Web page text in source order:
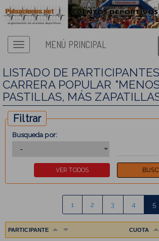
MENÚ PRINCIPAL
LISTADO DE
CARRERA POPULAR
PASTILLAS, MÁS
Filtrar
Busqueda por:
1 2 3 4 5
PARTICIPANTE CUOTA